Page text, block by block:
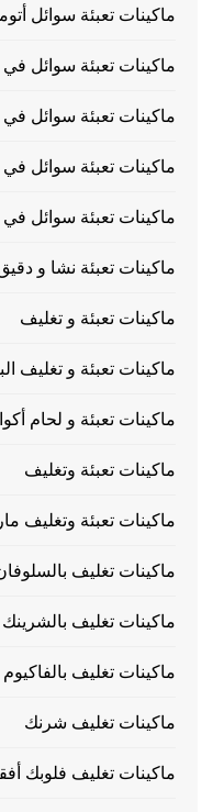
ماكينات تعبئة سوائل
ماكينات تعبئة سوائل
ماكينات تعبئة سوائل في
ماكينات تعبئة سوائل
ماكينات تعبئة سوائل
ماكينات تعبئة نشا و
ماكينات تعبئة و تغليف
ماكينات تعبئة و تغليف
ماكينات تعبئة و لحام
ماكينات تعبئة وتغليف
ماكينات تعبئة وتغليف
ماكينات تغليف
ماكينات تغليف
ماكينات تغليف بالفاكيوم
ماكينات تغليف شرنك
ماكينات تغليف فلوبك